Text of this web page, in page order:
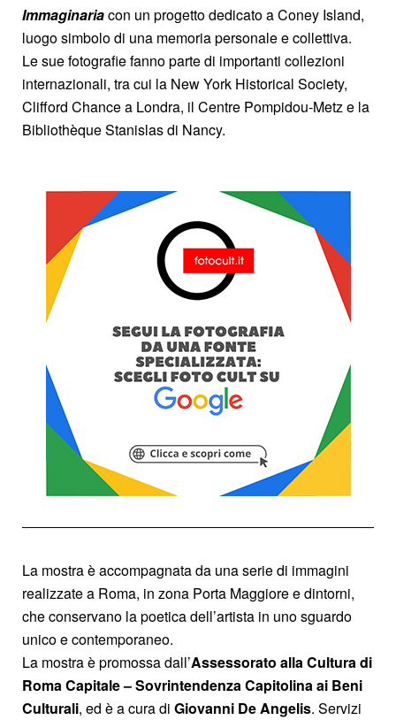
Immaginariacon un progetto dedicato a Coney Island,
luogo simbolo di una memoria personale e collettiva.
Le sue fotografie fanno parte di importanti collezioni
internazionali, tra cui la New York Historical Society,
Clifford Chance a Londra, il Centre Pompidou-Metz e la
Bibliothèque Stanislas di Nancy.
La mostra è accompagnata da una serie di immagini
realizzate a Roma, in zona Porta Maggiore e dintorni,
che conservano la poetica dell’artista in uno sguardo
unico e contemporaneo.
La mostra è promossa dall’Assessorato alla Cultura di
RomaCapitale– Sovrintendenza Capitolina ai Beni
Culturali, ed è a cura di Giovanni De Angelis. Servizi